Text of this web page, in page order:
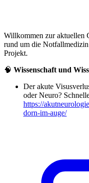
Willkommen zur aktuellen
rund um die
Projekt.
🧠 Wissenschaft und
Der akute
oder Neuro?
https://
dorn-im-auge/